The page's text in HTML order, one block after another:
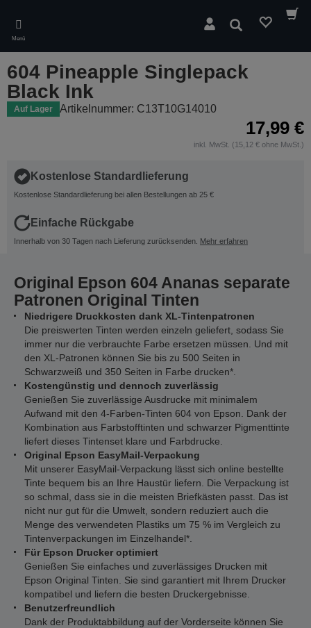
main
content
Menü
Suchen
604 Pineapple Singlepack
Black Ink
Auf Lager Artikelnummer: C13T10G14010
17,99 €
inkl. MwSt. (15,12 € ohne MwSt.)
Kostenlose Standardlieferung
Kostenlose Standardlieferung bei allen Bestellungen ab 25 €
Einfache Rückgabe
Innerhalb von 30 Tagen nach Lieferung zurücksenden. Mehr erfahren
Original Epson 604 Ananas separate
Patronen Original Tinten
Niedrigere Druckkosten dank XL-Tintenpatronen
Die preiswerten Tinten werden einzeln geliefert, sodass Sie
immer nur die verbrauchte Farbe ersetzen müssen. Und mit
den XL-Patronen können Sie bis zu 500 Seiten in
Schwarzweiß und 350 Seiten in Farbe drucken*.
Kostengünstig und dennoch zuverlässig
Genießen Sie zuverlässige Ausdrucke mit minimalem
Aufwand mit den 4-Farben-Tinten 604 von Epson. Dank der
Kombination aus Farbstofftinten und schwarzer Pigmenttinte
liefert dieses Tintenset klare und Farbdrucke.
Original Epson EasyMail-Verpackung
Mit unserer EasyMail-Verpackung lässt sich online bestellte
Tinte bequem bis an Ihre Haustür liefern. Die Verpackung ist
so schmal, dass sie in die meisten Briefkästen passt. Das ist
nicht nur gut für die Umwelt, sondern reduziert auch die
Menge des verwendeten Plastiks um 75 % im Vergleich zu
Tintenverpackungen im Einzelhandel*.
Für Epson Drucker optimiert
Genießen Sie einfaches und zuverlässiges Drucken mit
Epson Original Tinten. Sie sind garantiert mit Ihrem Drucker
kompatibel und liefern die besten Druckergebnisse.
Benutzerfreundlich
Dank der Produktabbildung auf der Vorderseite können Sie